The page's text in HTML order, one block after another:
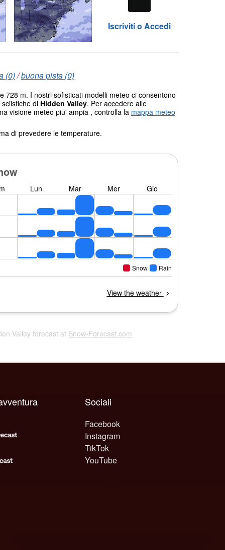
Iscriviti o Accedi
(0)/buona pista (0)
728 m. I nostri sofisticati modelli meteo ci consentono
di Hidden Valley. Per accedere alle
visione meteo piu' ampia , controlla la mappa meteo
di prevedere le temperature.
Valley forecast at Snow-Forecast.com
Sociali
Facebook
Instagram
TikTok
YouTube